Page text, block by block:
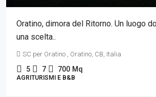
Oratino, dimora del Ritorno. Un luogo
una scelta..
SC per Oratino , Oratino, CB, Italia
5 7 700 Mq
AGRITURISMI E B&B